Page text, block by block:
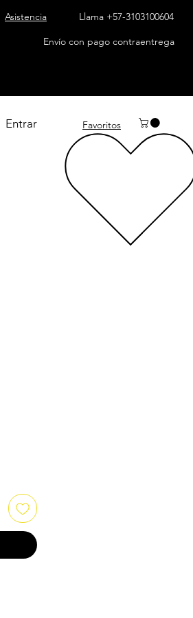
Asistencia
Llama +57-3103100604
Envío con pago contraentrega
Entrar Favoritos